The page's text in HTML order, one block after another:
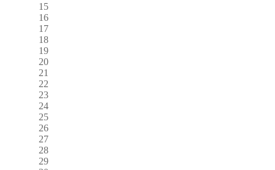
15
16
17
18
19
20
21
22
23
24
25
26
27
28
29